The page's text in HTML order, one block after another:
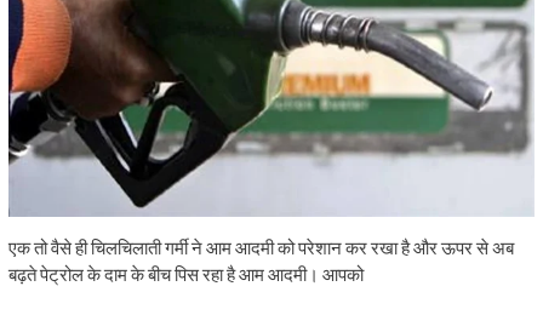
एक तो वैसे ही चिलचिलाती गर्मी ने आम आदमी को परेशान कर रखा है और ऊपर से अब
बढ़ते पेट्रोल के दाम के बीच पिस रहा है आम आदमी। आपको